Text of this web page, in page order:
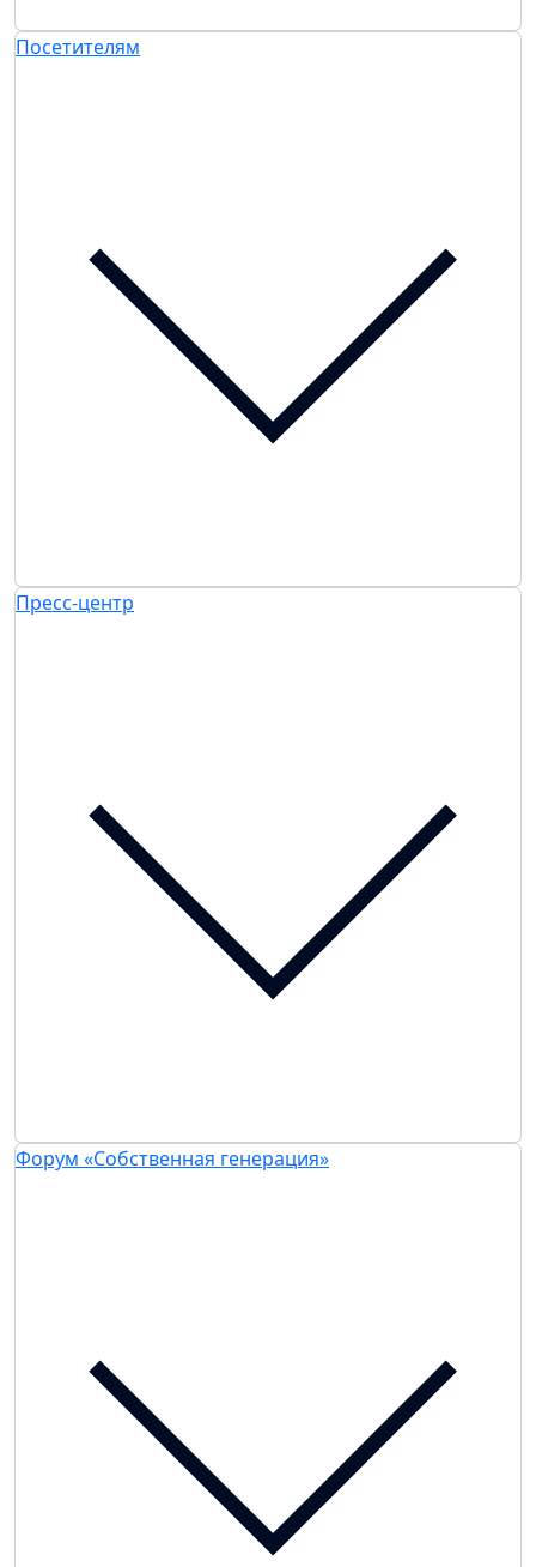
Посетителям
Пресс-центр
Форум «Собственная генерация»